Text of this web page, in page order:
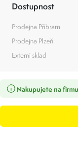
Dostupnost
Prodejna Příbram
Prodejna Plzeň
Externí sklad
Nakupujete na